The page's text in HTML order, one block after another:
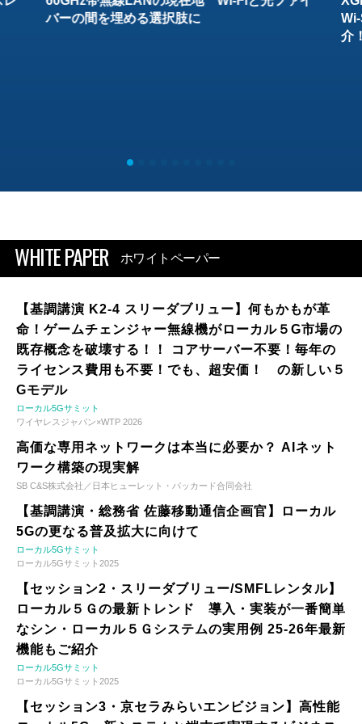
バーの間を埋める選択肢に
介
WHITE PAPER ホワイトペーパー
【基調講演 K2-4 スリーダブリュー】何もかもが革
命！ゲームチェンジャー無線機がローカル５G市場の
既存概念を破壊する！！ コアサーバー不要！毎年の
ライセンス費用も不要！でも、超安価！ の新しい５
Gモデル
ローカル5Gサミット
ワイヤレスジャパン×WTP 2026
高価な専用ネットワークは本当に必要か？ AIネット
ワーク構築の現実解
SB C&S株式会社／日本ヒューレット・パッカード合同会社
【基調講演・総務省 佐藤移動通信企画官】ローカル
5Gの更なる普及拡大に向けて
ローカル5Gサミット
ローカル5Gサミット2025
【セッション2・スリーダブリュー/SMFLレンタル】
ローカル５Ｇの最新トレンド 導入・実装が一番簡単
なシン・ローカル５Ｇシステムの実用例 25-26年最新
機能もご紹介
ローカル5Gサミット
ローカル5Gサミット2025
【セッション3・京セラみらいエンビジョン】高性能